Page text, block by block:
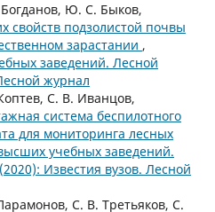
Ю. С. Быков,
свойств подзолистой почвы
зарастании ,
заведений. Лесной
журнал
С. В. Иванцов,
система беспилотного
для мониторинга лесных
учебных заведений.
Известия вузов. Лесной
С. В. Третьяков, С.